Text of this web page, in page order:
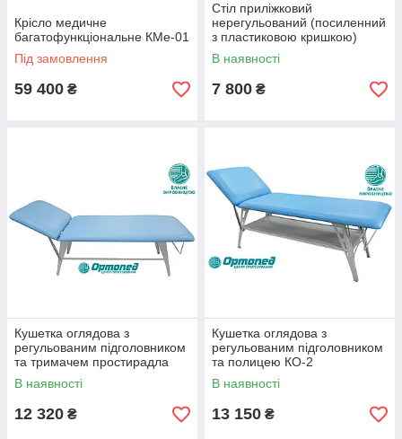
Крісло медичне
багатофункціональне КМе-01
Під замовлення
59 400 ₴
Стіл приліжковий
нерегульований (посиленний
з пластиковою кришкою)
СПпр-02
В наявності
7 800 ₴
Кушетка оглядова з
регульованим підголовником
та тримачем простирадла
КО-1
В наявності
12 320 ₴
Кушетка оглядова з
регульованим підголовником
та полицею КО-2
В наявності
13 150 ₴